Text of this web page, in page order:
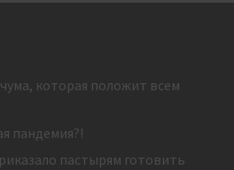
которая положит всем
пандемия?!
пастырям готовить